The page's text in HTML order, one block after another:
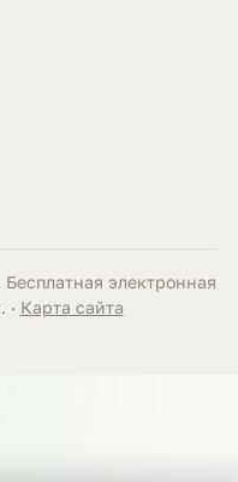
электронная
· Карта сайта